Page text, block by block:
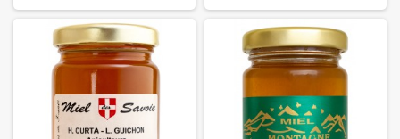
Un produit du terroir à savourer toute
l’année
À la cuillère, sur une tartine ou dans une infusion, le miel de Savoie
toute sa douceur. Riche en nutriments et en énergie naturelle, il est aussi
un excellent allié pour l’hiver. Chaque pot est le fruit d’un savoir-faire
artisanal transmis depuis des générations, symbole d’un terroir fier de ses